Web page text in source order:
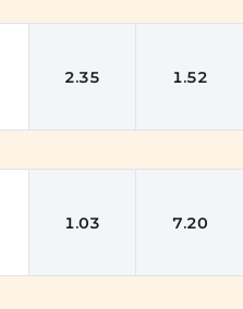
2.35 1.52
1.03 7.20